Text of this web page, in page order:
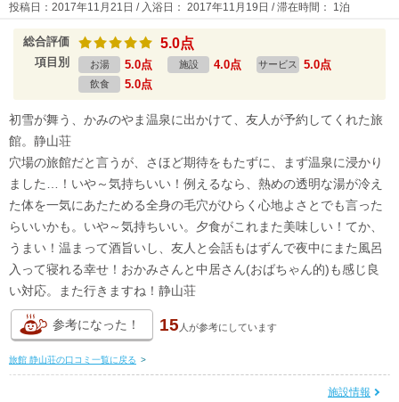
投稿日：2017年11月21日 / 入浴日： 2017年11月19日 / 滞在時間： 1泊
総合評価 5.0点
項目別 お湯 5.0点 施設 4.0点 サービス 5.0点
飲食 5.0点
初雪が舞う、かみのやま温泉に出かけて、友人が予約してくれた旅
館。静山荘
穴場の旅館だと言うが、さほど期待をもたずに、まず温泉に浸かり
ました…！いや～気持ちいい！例えるなら、熱めの透明な湯が冷え
た体を一気にあたためる全身の毛穴がひらく心地よさとでも言った
らいいかも。いや～気持ちいい。夕食がこれまた美味しい！てか、
うまい！温まって酒旨いし、友人と会話もはずんで夜中にまた風呂
入って寝れる幸せ！おかみさんと中居さん(おばちゃん的)も感じ良
い対応。また行きますね！静山荘
参考になった！ 15 人が参考にしています
旅館 静山荘の口コミ一覧に戻る >
施設情報